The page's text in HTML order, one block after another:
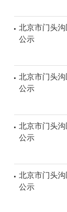
北京市门头
公示
北京市门头
公示
北京市门头
公示
北京市门头
公示